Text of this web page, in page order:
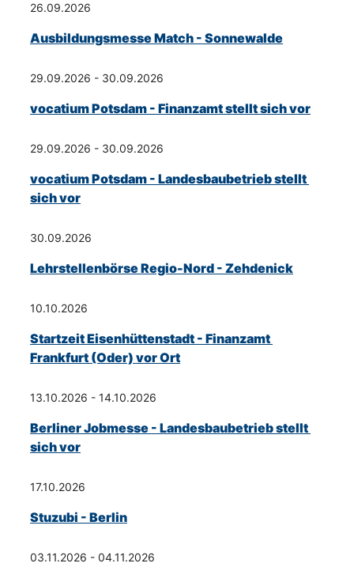
26.09.2026
Ausbildungsmesse Match - Sonnewalde
29.09.2026 - 30.09.2026
vocatium Potsdam - Finanzamt stellt sich vor
29.09.2026 - 30.09.2026
vocatium Potsdam - Landesbaubetrieb stellt
sich vor
30.09.2026
Lehrstellenbörse Regio-Nord - Zehdenick
10.10.2026
Startzeit Eisenhüttenstadt - Finanzamt
Frankfurt (Oder) vor Ort
13.10.2026 - 14.10.2026
Berliner Jobmesse - Landesbaubetrieb stellt
sich vor
17.10.2026
Stuzubi - Berlin
03.11.2026 - 04.11.2026